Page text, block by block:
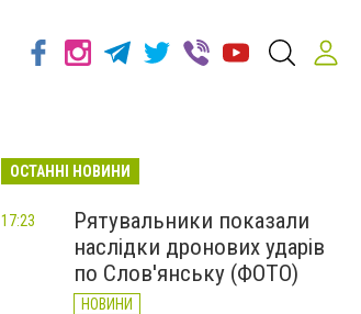
ОСТАННІ НОВИНИ
Рятувальники показали
наслідки дронових ударів
по Слов'янську (ФОТО)
НОВИНИ
17:23